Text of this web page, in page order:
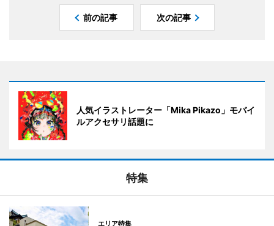
前の記事 次の記事
人気イラストレーター「Mika Pikazo」モバイ
ルアクセサリ話題に
特集
エリア特集